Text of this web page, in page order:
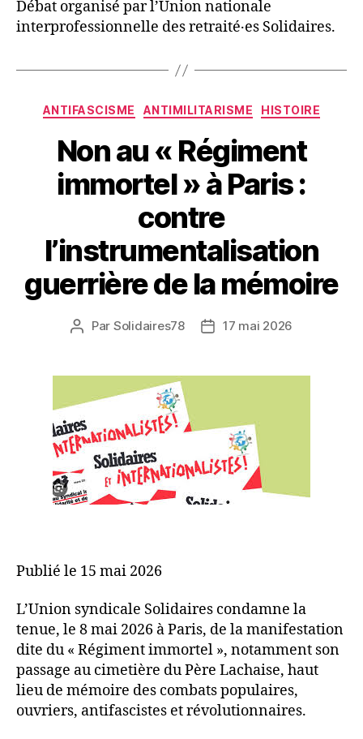
Débat organisé par l’Union nationale
interprofessionnelle des retraité‧es Solidaires.
Catégories
ANTIFASCISME ANTIMILITARISME HISTOIRE
Non au « Régiment
immortel » à Paris :
contre
l’instrumentalisation
guerrière de la mémoire
Auteur
Par Solidaires78
Date17 mai 2026
Publié le 15 mai 2026
L’Union syndicale Solidaires condamne la
tenue, le 8 mai 2026 à Paris, de la manifestation
dite du « Régiment immortel », notamment son
passage au cimetière du Père Lachaise, haut
lieu de mémoire des combats populaires,
ouvriers, antifascistes et révolutionnaires.